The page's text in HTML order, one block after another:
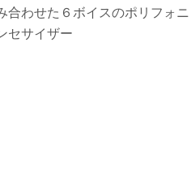
合わせた６ボイスのポリフォニ
セサイザー